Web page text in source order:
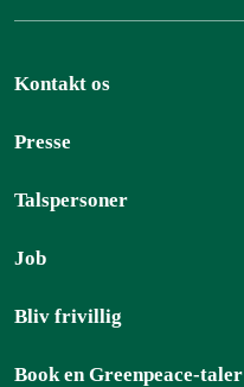
Kontakt os
Presse
Talspersoner
Job
Bliv frivillig
Book en Greenpeace-taler